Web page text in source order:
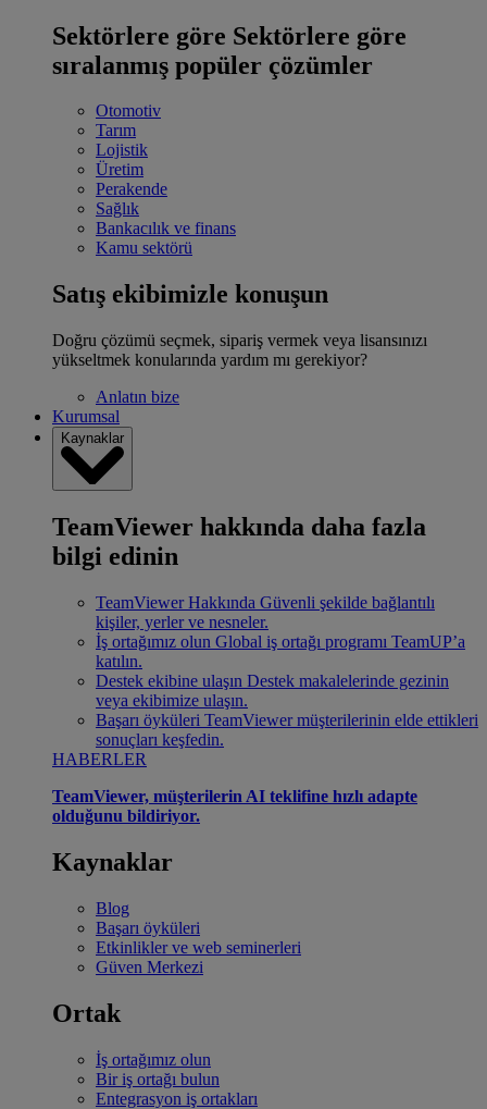
Sektörlere göre Sektörlere göre
sıralanmış popüler çözümler
Otomotiv
Tarım
Lojistik
Üretim
Perakende
Sağlık
Bankacılık ve finans
Kamu sektörü
Satış ekibimizle konuşun
Doğru çözümü seçmek, sipariş vermek veya lisansınızı
yükseltmek konularında yardım mı gerekiyor?
Anlatın bize
Kurumsal
Kaynaklar
TeamViewer hakkında daha fazla
bilgi edinin
TeamViewer Hakkında Güvenli şekilde bağlantılı
kişiler, yerler ve nesneler.
İş ortağımız olun Global iş ortağı programı TeamUP’a
katılın.
Destek ekibine ulaşın Destek makalelerinde gezinin
veya ekibimize ulaşın.
Başarı öyküleri TeamViewer müşterilerinin elde ettikleri
sonuçları keşfedin.
HABERLER
TeamViewer, müşterilerin AI teklifine hızlı adapte
olduğunu bildiriyor.
Kaynaklar
Blog
Başarı öyküleri
Etkinlikler ve web seminerleri
Güven Merkezi
Ortak
İş ortağımız olun
Bir iş ortağı bulun
Entegrasyon iş ortakları